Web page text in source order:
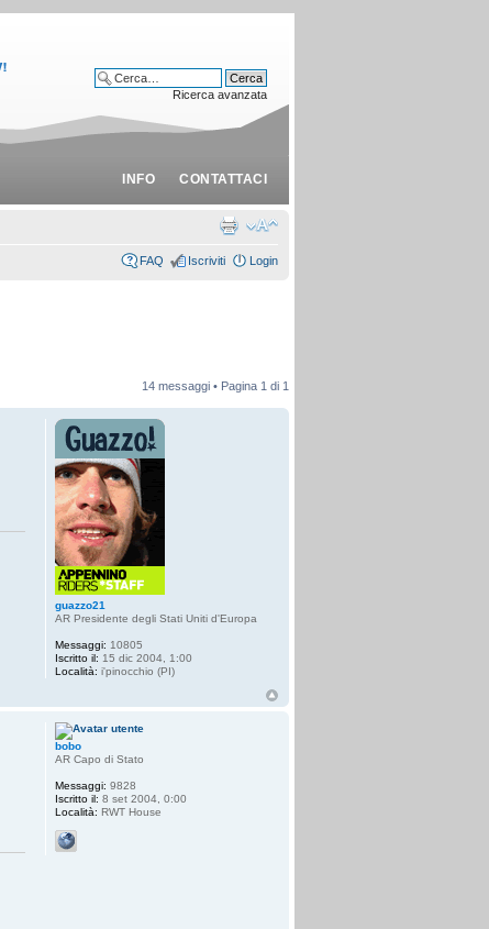
INFO CONTATTACI
Ricerca avanzata
FAQ Iscriviti Login
14 messaggi • Pagina 1 di 1
guazzo21
AR Presidente degli Stati Uniti d'Europa
Messaggi: 10805
Iscritto il: 15 dic 2004, 1:00
Località: i'pinocchio (PI)
bobo
AR Capo di Stato
Messaggi: 9828
Iscritto il: 8 set 2004, 0:00
Località: RWT House